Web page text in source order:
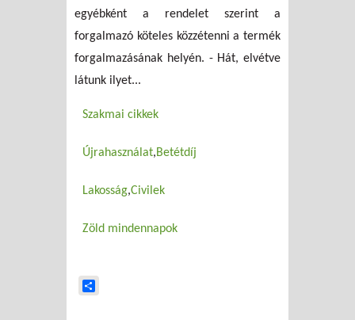
egyébként a rendelet szerint a
forgalmazó köteles közzétenni a termék
forgalmazásának helyén. - Hát, elvétve
látunk ilyet...
Szakmai cikkek
Újrahasználat Betétdíj
Lakosság Civilek
Zöld mindennapok